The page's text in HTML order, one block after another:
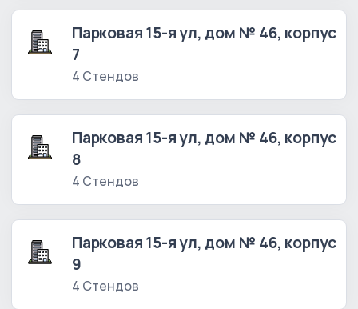
Парковая 15-я ул, дом № 46, корпус
7
4 Стендов
Парковая 15-я ул, дом № 46, корпус
8
4 Стендов
Парковая 15-я ул, дом № 46, корпус
9
4 Стендов